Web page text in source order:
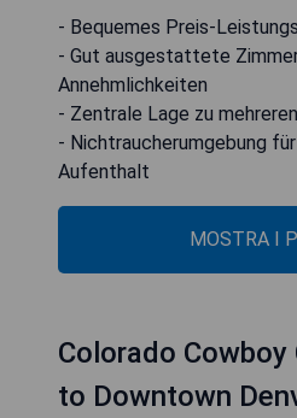
- Bequemes Preis-
- Gut ausgestattete
Annehmlichkeiten
- Zentrale Lage zu
- Nichtraucherumgebung
Aufenthalt
MOSTRA I
Colorado
to Downtown